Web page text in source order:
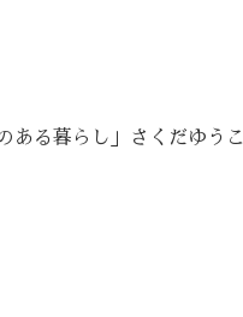
る暮らし」さくだゆうこ